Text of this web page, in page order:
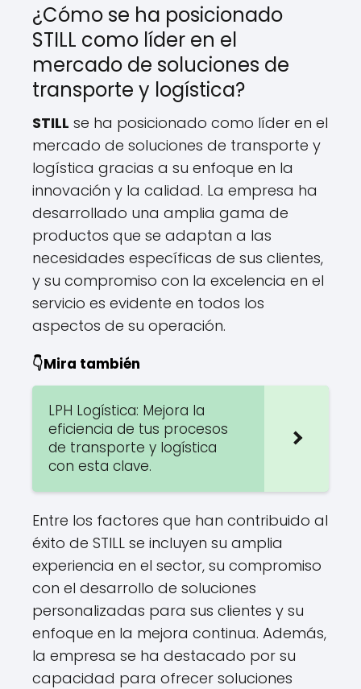
¿Cómo se ha posicionado
STILL como líder en el
mercado de soluciones de
transporte y logística?
STILL se ha posicionado como líder en el
mercado de soluciones de transporte y
logística gracias a su enfoque en la
innovación y la calidad. La empresa ha
desarrollado una amplia gama de
productos que se adaptan a las
necesidades específicas de sus clientes,
y su compromiso con la excelencia en el
servicio es evidente en todos los
aspectos de su operación.
👇Mira también
LPH Logística: Mejora la
eficiencia de tus procesos
de transporte y logística
con esta clave.
Entre los factores que han contribuido al
éxito de STILL se incluyen su amplia
experiencia en el sector, su compromiso
con el desarrollo de soluciones
personalizadas para sus clientes y su
enfoque en la mejora continua. Además,
la empresa se ha destacado por su
capacidad para ofrecer soluciones